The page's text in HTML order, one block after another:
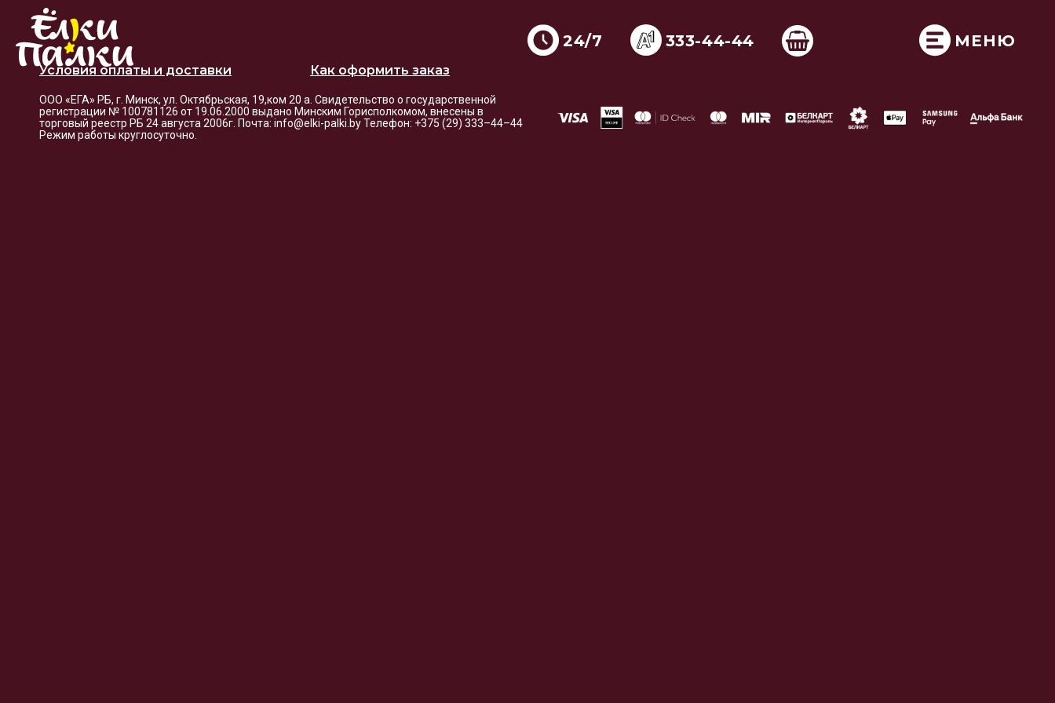
24/7 333-44-44 МЕНЮ
Условия оплаты и доставки Как оформить заказ
ООО «ЕГА» РБ, г. Минск, ул. Октябрьская, 19,ком 20 а. Свидетельство о государственной
регистрации № 100781126 от 19.06.2000 выдано Минским Горисполкомом, внесены в
торговый реестр РБ 24 августа 2006г. Почта: info@elki-palki.by Телефон: +375 (29) 333–44–44
Режим работы круглосуточно.